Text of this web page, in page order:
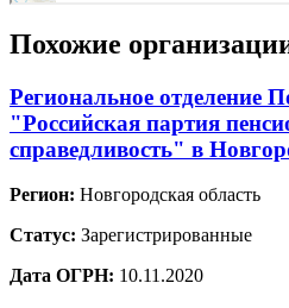
Похожие
Региональное отделение
"Российская партия
справедливость" в
Регион: Новгородская область
Статус: Зарегистрированные
Дата ОГРН: 10.11.2020